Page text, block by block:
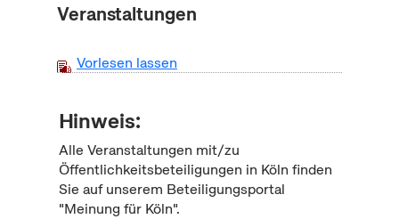
Veranstaltungen
Vorlesen lassen
Hinweis:
Alle Veranstaltungen mit/zu
Öffentlichkeitsbeteiligungen in Köln finden
Sie auf unserem Beteiligungsportal
"Meinung für Köln".